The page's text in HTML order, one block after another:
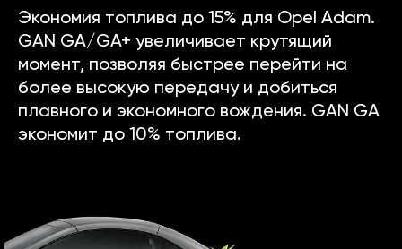
Экономия топлива до 15% для Opel Adam.
GAN GA/GA+ увеличивает крутящий
момент, позволяя быстрее перейти на
более высокую передачу и добиться
плавного и экономного вождения. GAN GA
экономит до 10% топлива.